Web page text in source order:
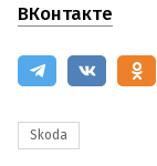
ВКонтакте
Skoda